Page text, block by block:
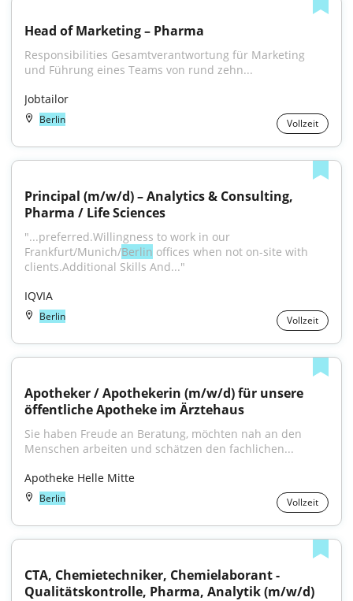
Head of Marketing – Pharma
Responsibilities Gesamtverantwortung für Marketing
und Führung eines Teams von rund zehn...
Jobtailor
Berlin Vollzeit
Principal (m/w/d) – Analytics & Consulting,
Pharma / Life Sciences
"...preferred.Willingness to work in our
Frankfurt/Munich/Berlin offices when not on-site with
clients.Additional Skills And..."
IQVIA
Berlin Vollzeit
Apotheker / Apothekerin (m/w/d) für unsere
öffentliche Apotheke im Ärztehaus
Sie haben Freude an Beratung, möchten nah an den
Menschen arbeiten und schätzen den fachlichen...
Apotheke Helle Mitte
Berlin Vollzeit
CTA, Chemietechniker, Chemielaborant -
Qualitätskontrolle, Pharma, Analytik (m/w/d)